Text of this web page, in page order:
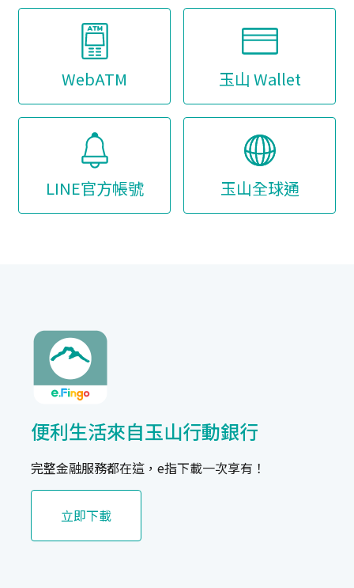
WebATM 玉山 Wallet
LINE官方帳號 玉山全球通
便利生活來自玉山行動銀行
完整金融服務都在這，e指下載一次享有！
立即下載